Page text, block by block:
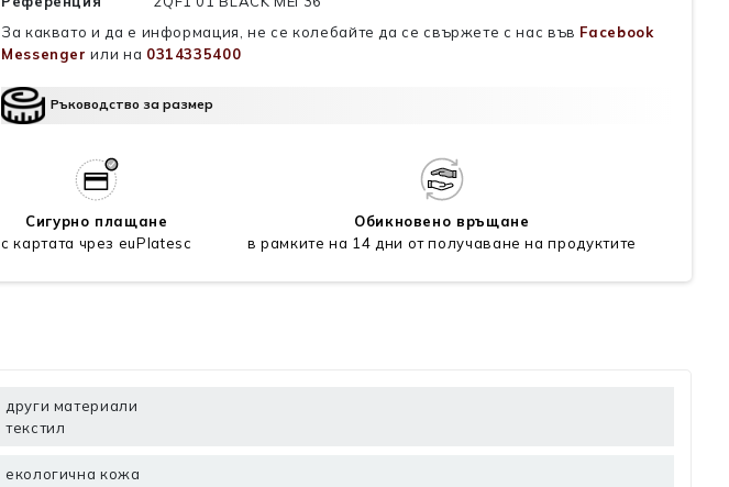
За каквато и да е информация, не се колебайте да се свържете с нас във Facebook
Messenger или на 0314335400
Ръководство за размер
Сигурно плащане
с картата чрез euPlatesc
Обикновено връщане
в рамките на 14 дни от получаване на продуктите
други материали
текстил
екологична кожа